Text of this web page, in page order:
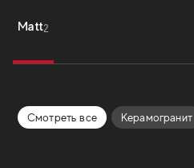
Matt2
Смотреть все Керамогранит